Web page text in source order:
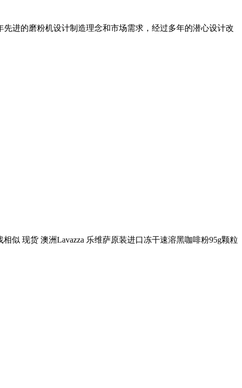
进的磨粉机设计制造理念和市场需求，经过多年的潜心设计改
似 现货 澳洲Lavazza 乐维萨原装进口冻干速溶黑咖啡粉95g颗粒